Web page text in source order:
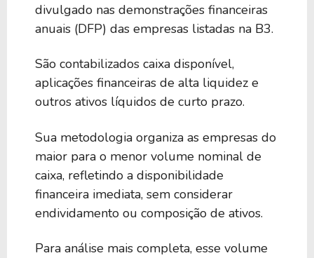
divulgado nas demonstrações financeiras
anuais (DFP) das empresas listadas na B3.
São contabilizados caixa disponível,
aplicações financeiras de alta liquidez e
outros ativos líquidos de curto prazo.
Sua metodologia organiza as empresas do
maior para o menor volume nominal de
caixa, refletindo a disponibilidade
financeira imediata, sem considerar
endividamento ou composição de ativos.
Para análise mais completa, esse volume